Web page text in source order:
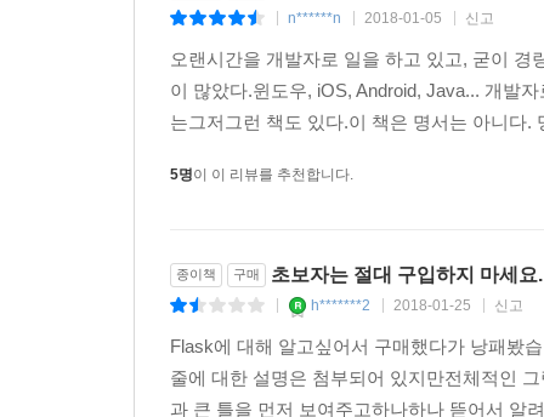
6.4 리소스와 컨텍스트 흉내내기 327
6.5 세션 접근과 수정 330
CHAPTER 7 웹 애플리케이션 배포 333
7.1.1 apache2에서의 연동(mod_python,
7.3 통합 테스트를 위한 테스트 스위트 구성 350
CHAPTER 8 지속 가능한 개발 환경 구성 359
8.1 버전 관리 시스템 선택 361
8.2 원격 저장소 사용하기 364
n******n 2018-01-05 신고
오랜시간을 개발자로 일을 하고 있고, 굳이
이 많았다.윈도우, iOS, Android, Java... 개발
는그저그런 책도 있다.이 책은 명서는 아니다
5명이 이 리뷰를 추천합니다.
종이책 구매 초보자는 절대 구입하지 마세요.
h*******2 2018-01-25 신고
Flask에 대해 알고싶어서 구매했다가 낭패봤
줄에 대한 설명은 첨부되어 있지만전체적인
과 큰 틀을 먼저 보여주고하나하나 뜯어서 알